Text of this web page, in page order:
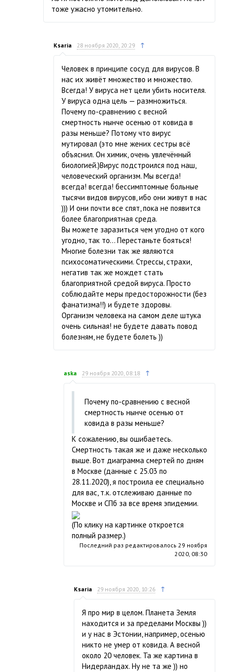
тоже ужасно утомительно.
Ksaria 28 ноября 2020, 20:29 ↑
Человек в принципе сосуд для вирусов. В
нас их живёт множество и множество.
Всегда! У вируса нет цели убить носителя.
У вируса одна цель — размножиться.
Почему по-сравнению с весной
смертность нынче осенью от ковида в
разы меньше? Потому что вирус
мутировал (это мне жених сестры всё
объяснил. Он химик, очень увлечённый
биологией.)Вирус подстроился под наш,
человеческий организм. Мы всегда!
всегда! всегда! бессимптомные больные
тысячи видов вирусов, ибо они живут в нас
))) И они почти все спят, пока не появится
более благоприятная среда.
Вы можете заразиться чем угодно от кого
угодно, так то… Перестаньте бояться!
Многие болезни так же являются
психосоматическими. Стрессы, страхи,
негатив так же мождет стать
благоприятной средой вируса. Просто
соблюдайте меры предосторожности (без
фанатизма!!) и будете здоровы.
Организм человека на самом деле штука
очень сильная! не будете давать повод
болезням, не будете болеть ))
aska 29 ноября 2020, 08:18 ↑
Почему по-сравнению с весной
смертность нынче осенью от
ковида в разы меньше?
К сожалению, вы ошибаетесь.
Смертность такая же и даже несколько
выше. Вот диаграмма смертей по дням
в Москве (данные с 25.03 по
28.11.2020), я построила ее специально
для вас, т.к. отслеживаю данные по
Москве и СПб за все время эпидемии.
(По клику на картинке откроется
полный размер.)
Последний раз редактировалось 29 ноября
2020, 08:30
Ksaria 29 ноября 2020, 10:26 ↑
Я про мир в целом. Планета Земля
находится и за пределами Москвы ))
и у нас в Эстонии, например, осенью
никто не умер от ковида. А весной
около 20 человек. Та же картина в
Нидерландах. Ну не та же )) но